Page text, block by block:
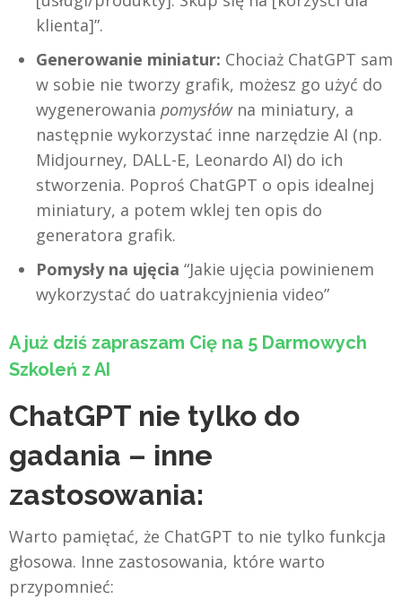
klienta]”.
Generowanie miniatur: Chociaż ChatGPT sam
w sobie nie tworzy grafik, możesz go użyć do
wygenerowania pomysłówna miniatury, a
następnie wykorzystać inne narzędzie AI (np.
Midjourney, DALL-E, Leonardo AI) do ich
stworzenia. Poproś ChatGPT o opis idealnej
miniatury, a potem wklej ten opis do
generatora grafik.
Pomysły na ujęcia “Jakie ujęcia powinienem
wykorzystać do uatrakcyjnienia video”
A już dziś zapraszam Cię na 5 Darmowych
Szkoleń z AI
ChatGPT nie tylko do
gadania – inne
zastosowania:
Warto pamiętać, że ChatGPT to nie tylko funkcja
głosowa. Inne zastosowania, które warto
przypomnieć: